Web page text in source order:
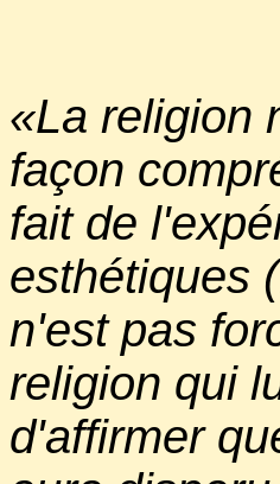
«La religion
façon
fait de
esthétiques
n'est pas
religion qui
d'affirmer